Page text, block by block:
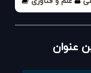
عنوان